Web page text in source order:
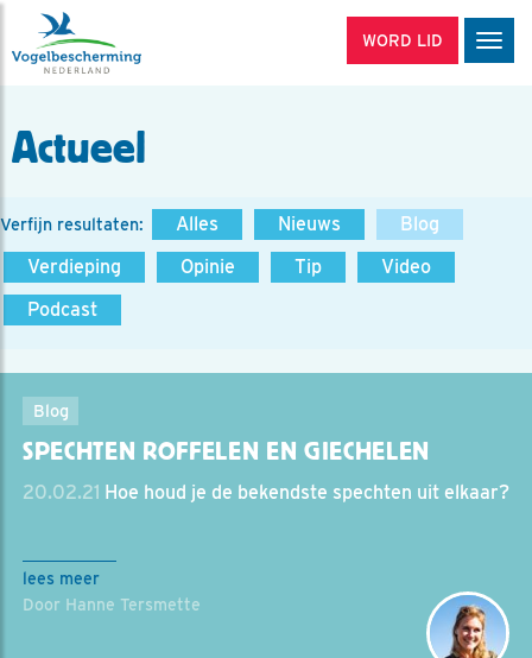
WORD LID
Actueel
Verfijn resultaten: Alles Nieuws
Blog
Verdieping
Opinie Tip
Video
Podcast
Blog
SPECHTEN ROFFELEN EN GIECHELEN
20.02.21 Hoe houd je de bekendste spechten uit elkaar?
lees meer
Door Hanne Tersmette